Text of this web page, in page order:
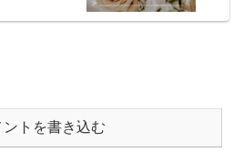
ントを書き込む